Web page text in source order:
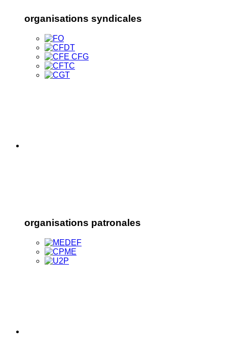
organisations syndicales
organisations patronales